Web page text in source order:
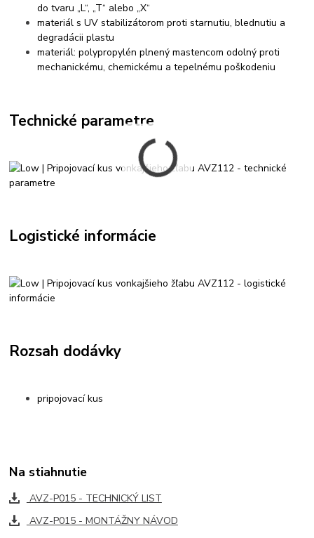
do tvaru „L“, „T“ alebo „X“
materiál s UV stabilizátorom proti starnutiu, blednutiu a
degradácii plastu
materiál: polypropylén plnený mastencom odolný proti
mechanickému, chemickému a tepelnému poškodeniu
Technické parametre
Logistické informácie
Rozsah dodávky
pripojovací kus
Na stiahnutie
AVZ-P015 - TECHNICKÝ LIST
AVZ-P015 - MONTÁŽNY NÁVOD